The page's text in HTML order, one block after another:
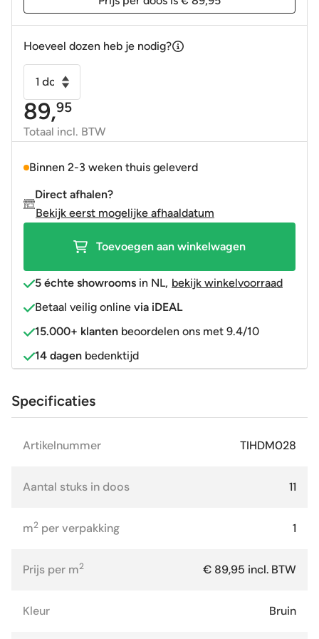
Hoeveel dozen heb je nodig?
Mozaiek
Java
kiezel
bruin
30x30
aantal
89,95
Totaal incl. BTW
Binnen 2-3 weken thuis geleverd
Direct afhalen?
Bekijk eerst mogelijke afhaaldatum
Toevoegen aan winkelwagen
5 échte showrooms in NL, bekijk winkelvoorraad
Betaal veilig online via iDEAL
15.000+ klanten beoordelen ons met 9.4/10
14 dagen bedenktijd
Specificaties
Artikelnummer TIHDM028
Aantal stuks in doos 11
m2 per verpakking 1
Prijs per m2 € 89,95 incl. BTW
Kleur Bruin